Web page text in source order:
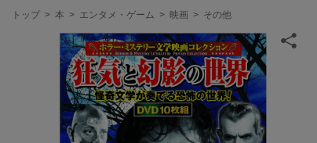
現
トップ > 本 > エンタメ・ゲーム > 映画 > その他